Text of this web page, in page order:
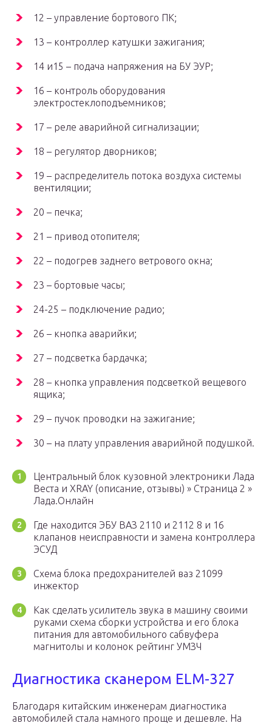
12 – управление бортового ПК;
13 – контроллер катушки зажигания;
14 и15 – подача напряжения на БУ ЭУР;
16 – контроль оборудования
электростеклоподъемников;
17 – реле аварийной сигнализации;
18 – регулятор дворников;
19 – распределитель потока воздуха системы
вентиляции;
20 – печка;
21 – привод отопителя;
22 – подогрев заднего ветрового окна;
23 – бортовые часы;
24-25 – подключение радио;
26 – кнопка аварийки;
27 – подсветка бардачка;
28 – кнопка управления подсветкой вещевого
ящика;
29 – пучок проводки на зажигание;
30 – на плату управления аварийной подушкой.
Центральный блок кузовной электроники Лада
Веста и XRAY (описание, отзывы) » Страница 2 »
Лада.Онлайн
Где находится ЭБУ ВАЗ 2110 и 2112 8 и 16
клапанов неисправности и замена контроллера
ЭСУД
Схема блока предохранителей ваз 21099
инжектор
Как сделать усилитель звука в машину своими
руками схема сборки устройства и его блока
питания для автомобильного сабвуфера
магнитолы и колонок рейтинг УМЗЧ
Диагностика сканером ELM-327
Благодаря китайским инженерам диагностика
автомобилей стала намного проще и дешевле. На